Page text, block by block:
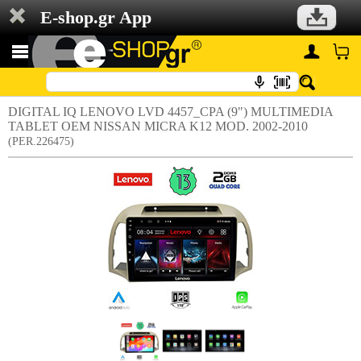
E-shop.gr App
DIGITAL IQ LENOVO LVD 4457_CPA (9") MULTIMEDIA
TABLET OEM NISSAN MICRA K12 MOD. 2002-2010
(PER.226475)